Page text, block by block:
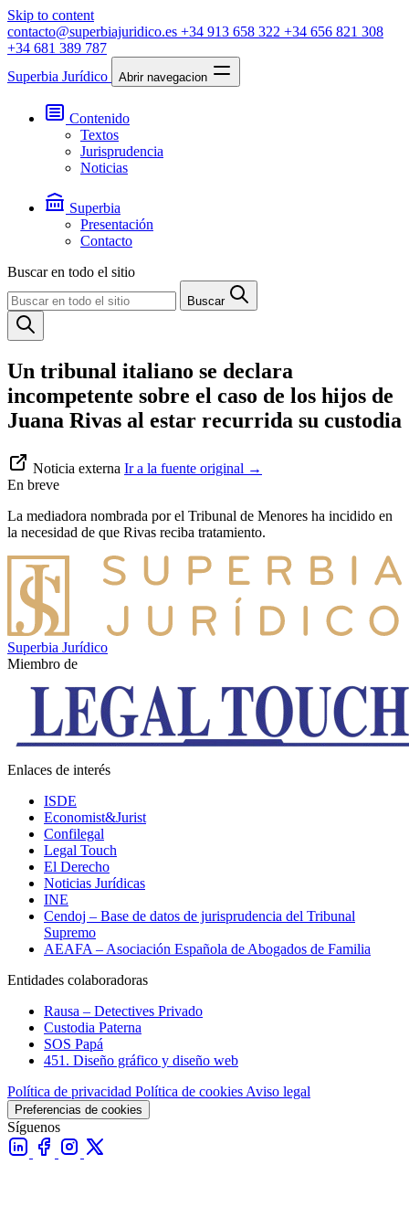
Skip to content
contacto@superbiajuridico.es +34 913 658 322 +34 656 821 308
+34 681 389 787
Superbia Jurídico
Abrir navegacion
Contenido
Textos
Jurisprudencia
Noticias
Superbia
Presentación
Contacto
Buscar en todo el sitio
Buscar
Un tribunal italiano se declara
incompetente sobre el caso de los hijos de
Juana Rivas al estar recurrida su custodia
Noticia externa Ir a la fuente original →
En breve
La mediadora nombrada por el Tribunal de Menores ha incidido en
la necesidad de que Rivas reciba tratamiento.
Superbia Jurídico
Miembro de
Enlaces de interés
ISDE
Economist&Jurist
Confilegal
Legal Touch
El Derecho
Noticias Jurídicas
INE
Cendoj – Base de datos de jurisprudencia del Tribunal
Supremo
AEAFA – Asociación Española de Abogados de Familia
Entidades colaboradoras
Rausa – Detectives Privado
Custodia Paterna
SOS Papá
451. Diseño gráfico y diseño web
Política de privacidad Política de cookies Aviso legal
Preferencias de cookies
Síguenos